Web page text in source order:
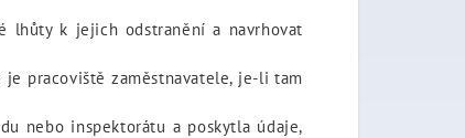
lhůty k jejich odstranění a navrhovat
pracoviště zaměstnavatele, je-li tam
nebo inspektorátu a poskytla údaje,